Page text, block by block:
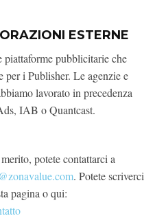
ESTERNE
piattaforme pubblicitarie che
i Publisher. Le agenzie e
lavorato in precedenza
IAB o Quantcast.
potete contattarci a
. Potete scriverci
pagina o qui: